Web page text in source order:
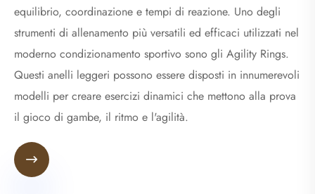
equilibrio, coordinazione e tempi di reazione. Uno degli
strumenti di allenamento più versatili ed efficaci utilizzati nel
moderno condizionamento sportivo sono gli Agility Rings.
Questi anelli leggeri possono essere disposti in innumerevoli
modelli per creare esercizi dinamici che mettono alla prova
il gioco di gambe, il ritmo e l'agilità.
